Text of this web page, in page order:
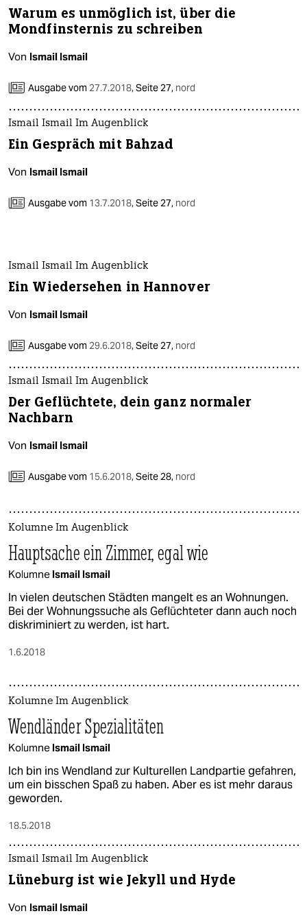
Warum es unmöglich ist, über die
Mondfinsternis zu schreiben
Von Ismail Ismail
Ausgabe vom 27.7.2018,Seite 27, nord
Ismail Ismail Im Augenblick
Ein Gespräch mit Bahzad
Von Ismail Ismail
Ausgabe vom 13.7.2018,Seite 27, nord
Ismail Ismail Im Augenblick
Ein Wiedersehen in Hannover
Von Ismail Ismail
Ausgabe vom 29.6.2018,Seite 27, nord
Ismail Ismail Im Augenblick
Der Geflüchtete, dein ganz normaler
Nachbarn
Von Ismail Ismail
Ausgabe vom 15.6.2018,Seite 28, nord
Kolumne Im Augenblick
Hauptsache ein Zimmer, egal wie
Kolumne Ismail Ismail
In vielen deutschen Städten mangelt es an Wohnungen.
Bei der Wohnungssuche als Geflüchteter dann auch noch
diskriminiert zu werden, ist hart.
1.6.2018
Kolumne Im Augenblick
Wendländer Spezialitäten
Kolumne Ismail Ismail
Ich bin ins Wendland zur Kulturellen Landpartie gefahren,
um ein bisschen Spaß zu haben. Aber es ist mehr daraus
geworden.
18.5.2018
Ismail Ismail Im Augenblick
Lüneburg ist wie Jekyll und Hyde
Von Ismail Ismail